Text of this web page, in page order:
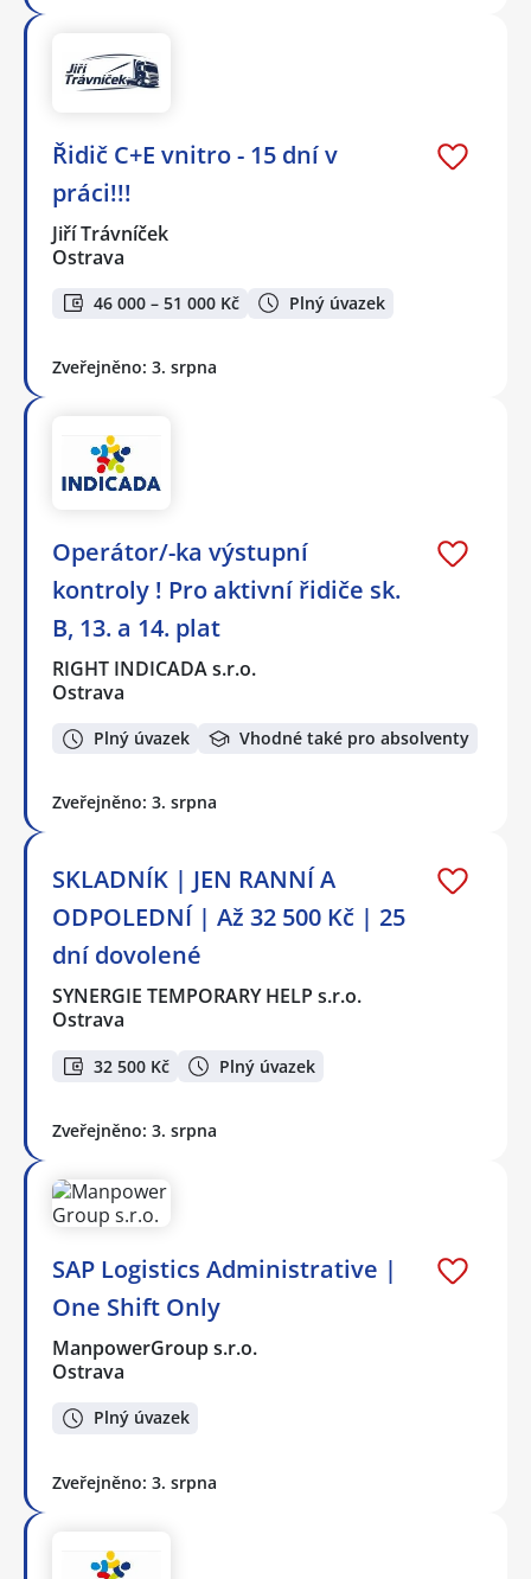
Řidič C+E vnitro - 15 dní v
práci!!!
Jiří Trávníček
Ostrava
46 000 – 51 000 Kč Plný úvazek
Zveřejněno: 3. srpna
Operátor/-ka výstupní
kontroly ! Pro aktivní řidiče sk.
B, 13. a 14. plat
RIGHT INDICADA s.r.o.
Ostrava
Plný úvazek Vhodné také pro absolventy
Zveřejněno: 3. srpna
SKLADNÍK | JEN RANNÍ A
ODPOLEDNÍ | Až 32 500 Kč | 25
dní dovolené
SYNERGIE TEMPORARY HELP s.r.o.
Ostrava
32 500 Kč Plný úvazek
Zveřejněno: 3. srpna
SAP Logistics Administrative |
One Shift Only
ManpowerGroup s.r.o.
Ostrava
Plný úvazek
Zveřejněno: 3. srpna